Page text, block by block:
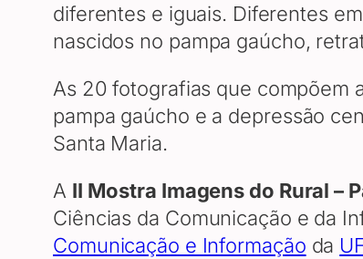
diferentes e iguais. Diferentes
nascidos no pampa gaúcho,
As 20 fotografias que compõem
pampa gaúcho e a depressão
Santa Maria.
A II Mostra Imagens do Rural –
Ciências da Comunicação e da
Comunicação e Informação da